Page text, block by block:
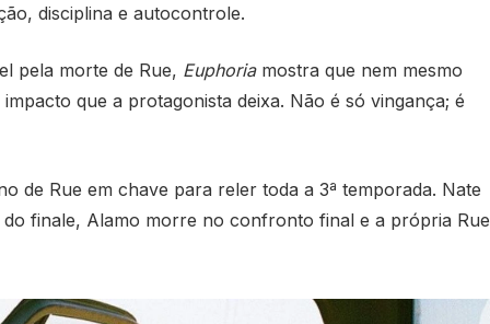
disciplina e autocontrole.
pela morte de Rue, Euphoriamostra que nem mesmo
que a protagonista deixa. Não é só vingança; é
de Rue em chave para reler toda a 3ª temporada. Nate
finale, Alamo morre no confronto final e a própria Rue